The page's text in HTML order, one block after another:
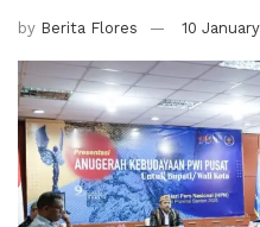
by Berita Flores 10